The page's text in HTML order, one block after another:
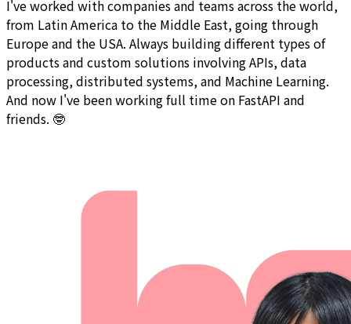
I've worked with companies and teams across the world,
from Latin America to the Middle East, going through
Europe and the USA. Always building different types of
products and custom solutions involving APIs, data
processing, distributed systems, and Machine Learning.
And now I've been working full time on FastAPI and
friends. 🤓